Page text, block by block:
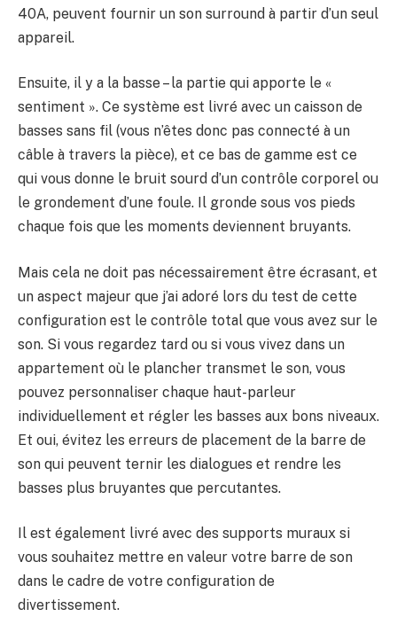
40A, peuvent fournir un son surround à partir d’un seul
appareil.
Ensuite, il y a la basse – la partie qui apporte le «
sentiment ». Ce système est livré avec un caisson de
basses sans fil (vous n’êtes donc pas connecté à un
câble à travers la pièce), et ce bas de gamme est ce
qui vous donne le bruit sourd d’un contrôle corporel ou
le grondement d’une foule. Il gronde sous vos pieds
chaque fois que les moments deviennent bruyants.
Mais cela ne doit pas nécessairement être écrasant, et
un aspect majeur que j’ai adoré lors du test de cette
configuration est le contrôle total que vous avez sur le
son. Si vous regardez tard ou si vous vivez dans un
appartement où le plancher transmet le son, vous
pouvez personnaliser chaque haut-parleur
individuellement et régler les basses aux bons niveaux.
Et oui, évitez les erreurs de placement de la barre de
son qui peuvent ternir les dialogues et rendre les
basses plus bruyantes que percutantes.
Il est également livré avec des supports muraux si
vous souhaitez mettre en valeur votre barre de son
dans le cadre de votre configuration de
divertissement.